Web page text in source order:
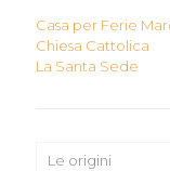
Casa per Ferie
Chiesa Cattolica
La Santa Sede
Le origini